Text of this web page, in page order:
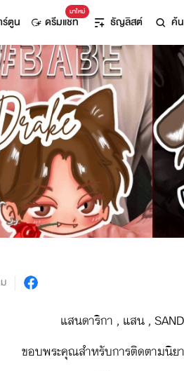
ตูน
มาใหม่
ดรีมแชท ธัญลิสต์ ค้
แสนดาริกา , แสน ,
ขอบพระคุณสำหรับการติดตามนิย